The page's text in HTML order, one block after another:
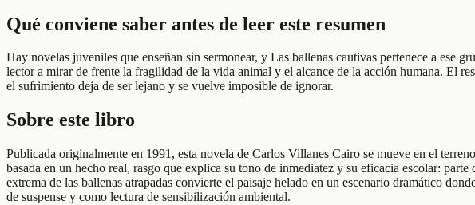
Qué conviene saber antes de leer este resumen
Hay novelas juveniles que enseñan sin sermonear, y Las ballenas cautivas pertenece a ese
lector a mirar de frente la fragilidad de la vida animal y el alcance de la acción humana. El
el sufrimiento deja de ser lejano y se vuelve imposible de ignorar.
Sobre este libro
Publicada originalmente en 1991, esta novela de Carlos Villanes Cairo se mueve en el
basada en un hecho real, rasgo que explica su tono de inmediatez y su eficacia escolar:
extrema de las ballenas atrapadas convierte el paisaje helado en un escenario dramático
de suspense y como lectura de sensibilización ambiental.